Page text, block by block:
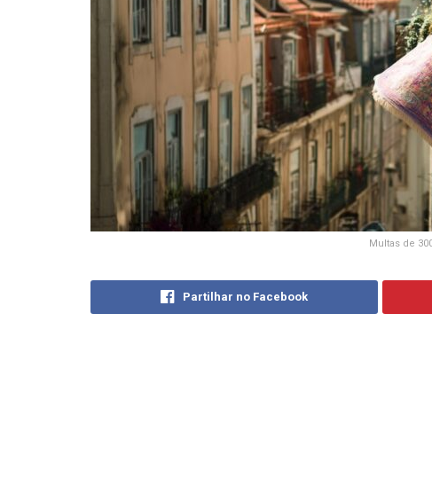
Multas de
Partilhar no Facebook